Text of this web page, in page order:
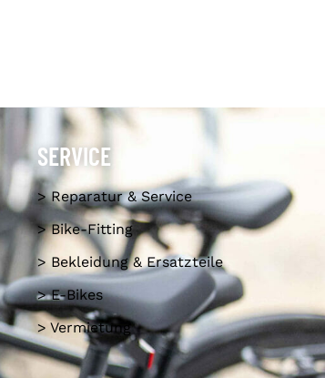
SERVICE
> Reparatur & Service
> Bike-Fitting
> Bekleidung & Ersatzteile
> E-Bikes
> Vermietung